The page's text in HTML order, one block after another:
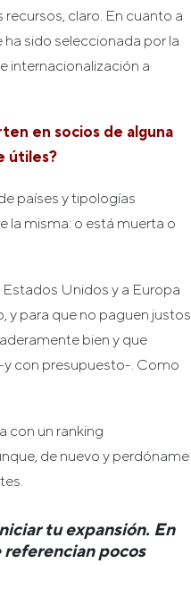
claro. En cuanto a
sido seleccionada por la
internacionalización a
en socios de alguna
útiles?
países y tipologías
la misma: o está muerta o
Unidos y a Europa
y para que no paguen justos
bien y que
con presupuesto-. Como
con un ranking
de nuevo y perdóname
tu expansión. En
referencian pocos